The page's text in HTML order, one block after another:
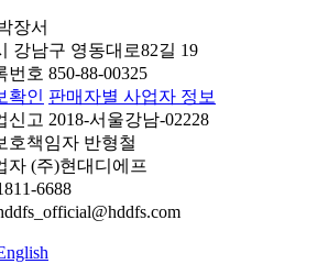
장서
강남구 영동대로82길 19
호 850-88-00325
확인 판매자별 사업자 정보
신고 2018-서울강남-02228
호책임자 반형철
자 (주)현대디에프
6688